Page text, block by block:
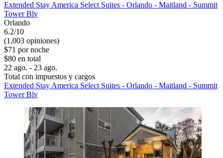
Extended Stay America Select Suites - Orlando - Maitland - Summit
Tower Blv
Orlando
6.2/10
(1,003 opiniones)
$71 por noche
$80 en total
22 ago. - 23 ago.
Total con impuestos y cargos
Extended Stay America Select Suites - Orlando - Maitland - Summit
Tower Blv